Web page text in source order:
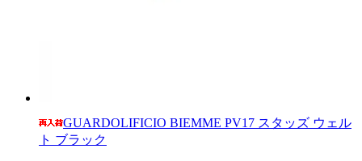
GUARDOLIFICIO BIEMME PV17 スタッズ ウェル
ト ブラック